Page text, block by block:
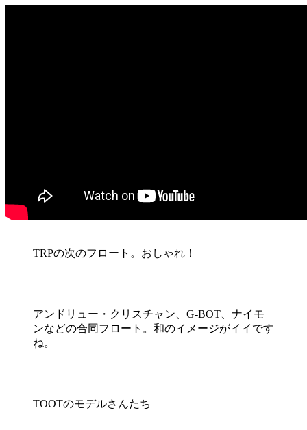
TRPの次のフロート。おしゃれ！
アンドリュー・クリスチャン、G-BOT、ナイモ
ンなどの合同フロート。和のイメージがイイです
ね。
TOOTのモデルさんたち